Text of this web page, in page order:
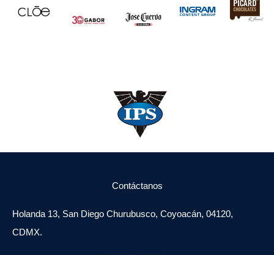
Contáctanos
Holanda 13, San Diego Churubusco, Coyoacán, 04120,
CDMX.